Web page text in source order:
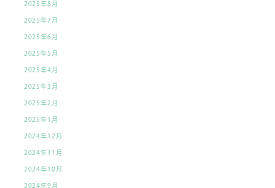
2025年8月
2025年7月
2025年6月
2025年5月
2025年4月
2025年3月
2025年2月
2025年1月
2024年12月
2024年11月
2024年10月
2024年9月